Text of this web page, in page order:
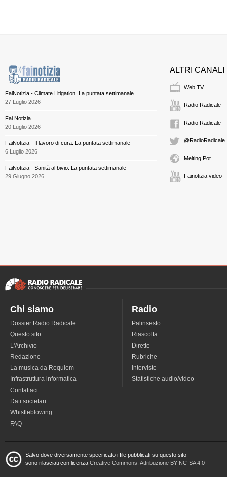
FaiNotizia - Climate Litigation. La puntata settimanale
27 Luglio 2026
Fai Notizia
20 Luglio 2026
FaiNotizia - Il lavoro di cura. La puntata settimanale
6 Luglio 2026
FaiNotizia - Sanità al bivio. La puntata settimanale
29 Giugno 2026
ALTRI CANALI
Web TV
Radio Radicale
Radio Radicale
@RadioRadicale
Melting Pot
Fainotizia video
Chi siamo
Dossier Radio Radicale
Questo sito
L'Archivio
Redazione
La musica da Requiem
Infrastruttura informatica
Contattaci
Dati societari
Whistleblowing
FAQ
Radio
Palinsesto
Riascolta
Dirette
Rubriche
Interviste
Statistiche audio/video
Salvo dove diversamente specificato i file pubblicati su questo sito
sono rilasciati con licenza Creative Commons: Attribuzione BY-NC-SA 4.0